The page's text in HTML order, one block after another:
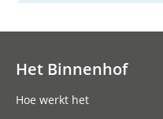
Het Binnenhof
Hoe werkt het